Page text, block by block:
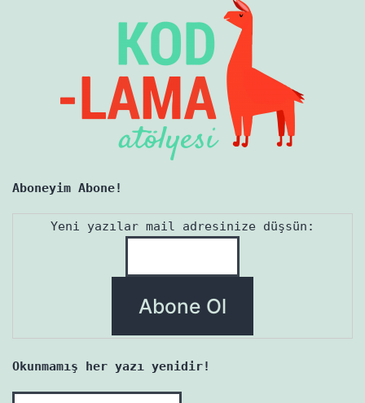
Aboneyim Abone!
Yeni yazılar mail adresinize düşsün:
Okunmamış her yazı yenidir!